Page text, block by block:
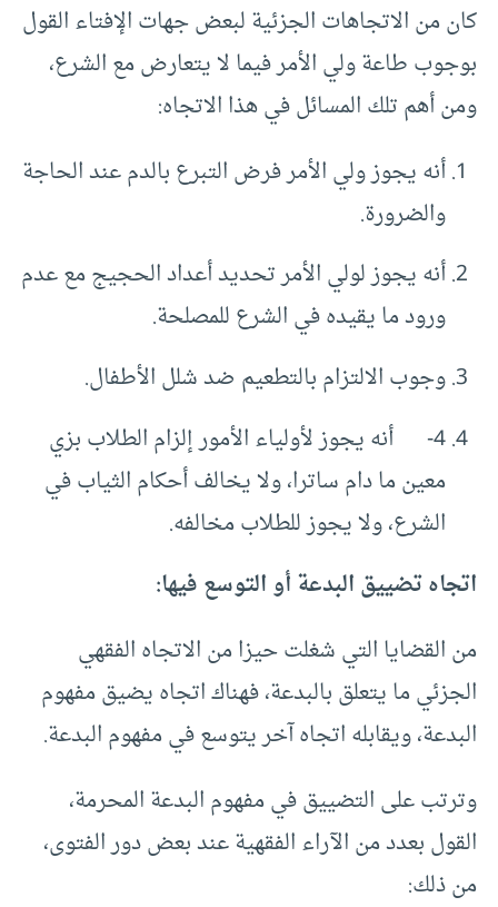
كان من الاتجاهات الجزئية لبعض جهات الإفتاء القول
بوجوب طاعة ولي الأمر فيما لا يتعارض مع الشرع،
ومن أهم تلك المسائل في هذا الاتجاه:
أنه يجوز ولي الأمر فرض التبرع بالدم عند الحاجة
والضرورة.
أنه يجوز لولي الأمر تحديد أعداد الحجيج مع عدم
ورود ما يقيده في الشرع للمصلحة.
وجوب الالتزام بالتطعيم ضد شلل الأطفال.
4- أنه يجوز لأولياء الأمور إلزام الطلاب بزي
معين ما دام ساترا، ولا يخالف أحكام الثياب في
الشرع، ولا يجوز للطلاب مخالفه.
اتجاه تضييق البدعة أو التوسع فيها:
من القضايا التي شغلت حيزا من الاتجاه الفقهي
الجزئي ما يتعلق بالبدعة، فهناك اتجاه يضيق مفهوم
البدعة، ويقابله اتجاه آخر يتوسع في مفهوم البدعة.
وترتب على التضييق في مفهوم البدعة المحرمة،
القول بعدد من الآراء الفقهية عند بعض دور الفتوى،
من ذلك: